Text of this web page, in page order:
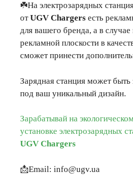
☘️На электрозарядных
отUGV Chargers есть
для вашего бренда, а в случае
рекламной плоскости в
сможет принести
Зарядная станция может быть
под ваш уникальный дизайн.
Зарабатывай на
установке электрозарядных
UGV Chargers
📩Email: info@ugv.ua